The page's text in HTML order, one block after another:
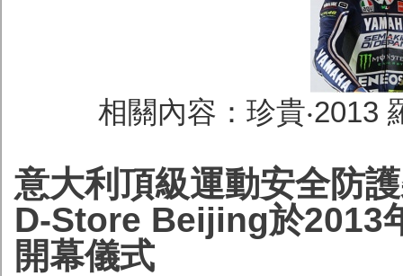
相關內容：珍貴‧2013
意大利頂級運動安全防
D-Store Beijing於2013
開幕儀式